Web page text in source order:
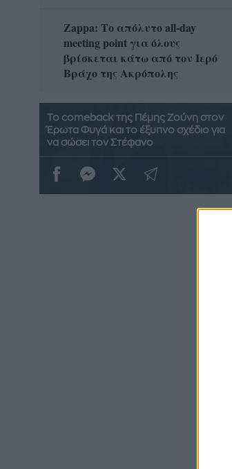
Zappa: Το απόλυτο all-day
meeting point για όλους
βρίσκεται κάτω από τον Ιερό
Βράχο της Ακρόπολης
Το comeback της Πέμης Ζούνη στον
Έρωτα Φυγά και το έξυπνο σχέδιο για
να σώσει τον Στέφανο